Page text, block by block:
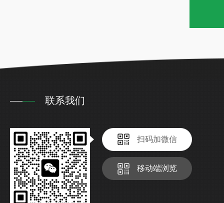
联系我们
扫码加微信
移动端浏览